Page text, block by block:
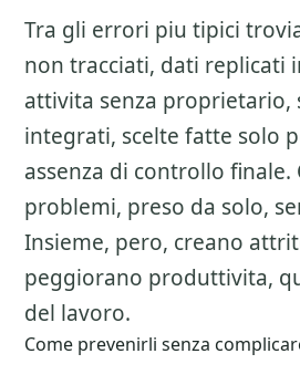
Tra gli errori piu tipici
non tracciati, dati replicati
attivita senza
integrati, scelte fatte solo
assenza di controllo
problemi, preso da solo,
Insieme, pero, creano
peggiorano produttivita,
del lavoro.
Come prevenirli senza